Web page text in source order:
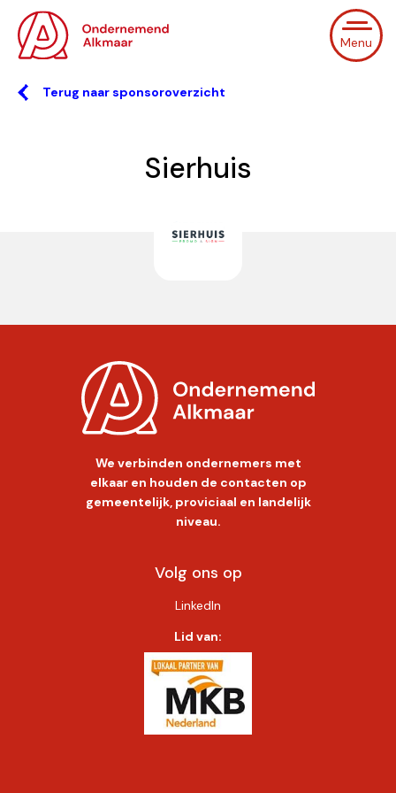
Menu
Terug naar sponsoroverzicht
Sierhuis
We verbinden ondernemers met
elkaar en houden de contacten op
gemeentelijk, proviciaal en landelijk
niveau.
Volg ons op
LinkedIn
Lid van: